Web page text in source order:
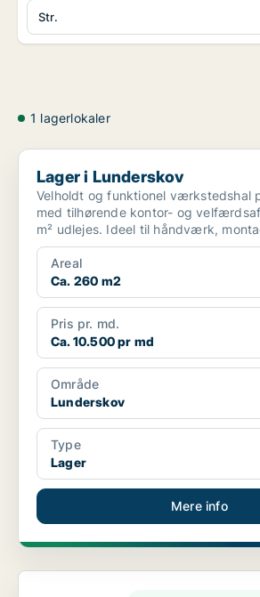
Str.
1 lagerlokaler
Lager i Lunderskov
Lager i Lunderskov
Velholdt og funktionel værkstedshal
med tilhørende kontor- og
m² udlejes. Ideel til håndværk,
ell...
Areal
Ca. 260 m2
Pris pr. md.
Ca. 10.500 pr md
Område
Lunderskov
Type
Lager
Mere info